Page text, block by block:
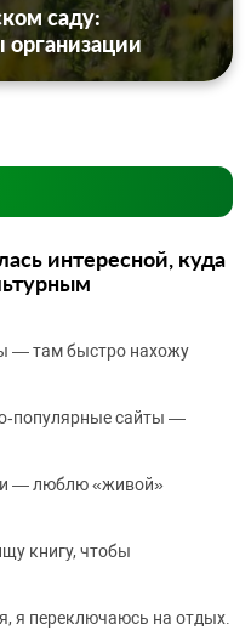
саду:
интересной, куда
— там быстро нахожу
сайты —
— люблю «живой»
книгу, чтобы
я переключаюсь на отдых.